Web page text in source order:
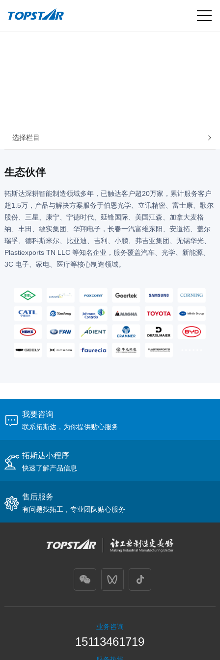
选择栏目
生态伙伴
拓斯达深耕智能制造领域多年，已触达客户超20万家，累计服务客户
超1.5万，产品与解决方案服务于伯恩光学、立讯精密、富士康、歌尔
股份、三星、康宁、宁德时代、延锋国际、美国江森、加拿大麦格
纳、丰田、敏实集团、华翔电子，长春一汽富维东阳、安道拓、盖尔
瑞孚、德科斯米尔、比亚迪、吉利、小鹏、弗吉亚集团、无锡华光、
Plastiexports TN LLC 等知名企业，服务覆盖汽车、光学、新能源、
3C 电子、家电、医疗等核心制造领域。
我要咨询
联系拓斯达，为你提供贴心服务
拓斯达小程序
快速了解产品信息
售后服务
有问题找拓工，专业团队贴心服务
业务咨询
15113461719